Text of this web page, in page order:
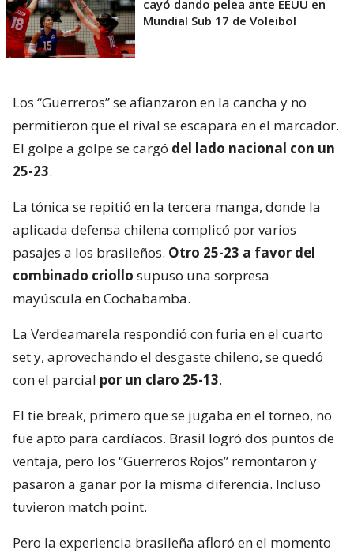
cayó dando pelea ante EEUU en
Mundial Sub 17 de Voleibol
Los “Guerreros” se afianzaron en la cancha y no
permitieron que el rival se escapara en el marcador.
El golpe a golpe se cargó del lado nacional con un
25-23.
La tónica se repitió en la tercera manga, donde la
aplicada defensa chilena complicó por varios
pasajes a los brasileños. Otro 25-23 a favor del
combinado criollo supuso una sorpresa
mayúscula en Cochabamba.
La Verdeamarela respondió con furia en el cuarto
set y, aprovechando el desgaste chileno, se quedó
con el parcial por un claro 25-13.
El tie break, primero que se jugaba en el torneo, no
fue apto para cardíacos. Brasil logró dos puntos de
ventaja, pero los “Guerreros Rojos” remontaron y
pasaron a ganar por la misma diferencia. Incluso
tuvieron match point.
Pero la experiencia brasileña afloró en el momento